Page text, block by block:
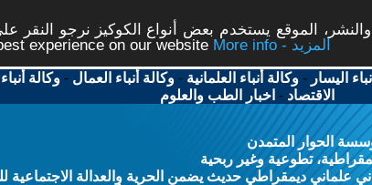
الموقع يستخدم بعض أنواع الكوكيز نرجو النقر
experience on our website
More info - المزيد
اليسار -وكالة أنباء العلمانية -وكالة أنباء العمال -وكالة
الاقتصاد - اخبار الطب والعلوم
الحوار المتمدن
تطوعية وغير ربحية
علماني ديمقراطي حديث يضمن الحرية والعدالة الاجتماعية